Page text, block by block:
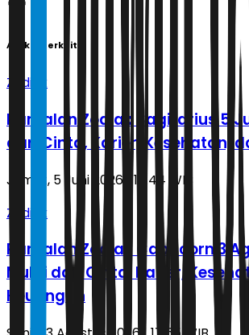
Artikel Terkait
Zodiak
Ramalan Zodiak Sagitarius 5
dari Cinta, Karier, Kesehatan,
Jumat, 5 Juni 2026 | 16.44 WIB
Zodiak
Ramalan Zodiak Capricorn 3
Mulai dari Cinta, Karier,
Keuangan